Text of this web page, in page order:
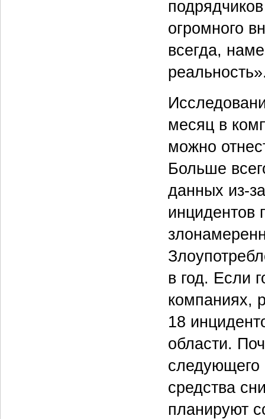
огромного
всегда,
месяц в
можно
Больше
данных из-
инцидентов
в год. Если
компаниях,
18
области.
следующего
средства
планируют